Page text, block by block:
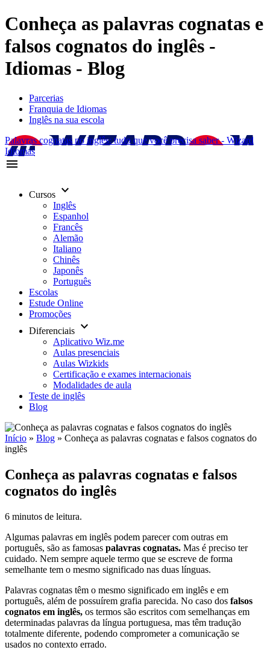
Conheça as palavras cognatas e
falsos cognatos do inglês -
Idiomas - Blog
Parcerias
Franquia de Idiomas
Inglês na sua escola
Palavras cognatas no inglês: tudo que você precisa saber - Wizard
Idiomas
menu
Cursos keyboard_arrow_down
Inglês
Espanhol
Francês
Alemão
Italiano
Chinês
Japonês
Português
Escolas
Estude Online
Promoções
Diferenciais keyboard_arrow_down
Aplicativo Wiz.me
Aulas presenciais
Aulas Wizkids
Certificação e exames internacionais
Modalidades de aula
Teste de inglês
Blog
Início » Blog » Conheça as palavras cognatas e falsos cognatos do
inglês
Conheça as palavras cognatas e falsos
cognatos do inglês
6 minutos de leitura.
Algumas palavras em inglês podem parecer com outras em
português, são as famosas palavras cognatas. Mas é preciso ter
cuidado. Nem sempre aquele termo que se escreve de forma
semelhante tem o mesmo significado nas duas línguas.
Palavras cognatas têm o mesmo significado em inglês e em
português, além de possuírem grafia parecida. No caso dos falsos
cognatos em inglês, os termos são escritos com semelhanças em
determinadas palavras da língua portuguesa, mas têm tradução
totalmente diferente, podendo comprometer a comunicação se
usados no contexto errado.